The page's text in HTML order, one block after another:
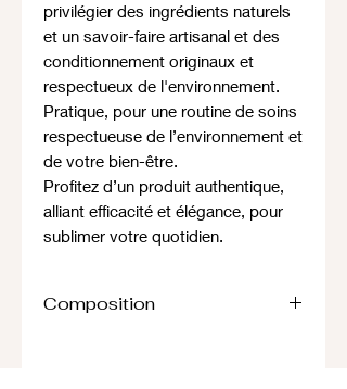
privilégier des ingrédients naturels
et un savoir-faire artisanal et des
conditionnement originaux et
respectueux de l'environnement.
Pratique, pour une routine de soins
respectueuse de l’environnement et
de votre bien-être.
Profitez d’un produit authentique,
alliant efficacité et élégance, pour
sublimer votre quotidien.
Composition